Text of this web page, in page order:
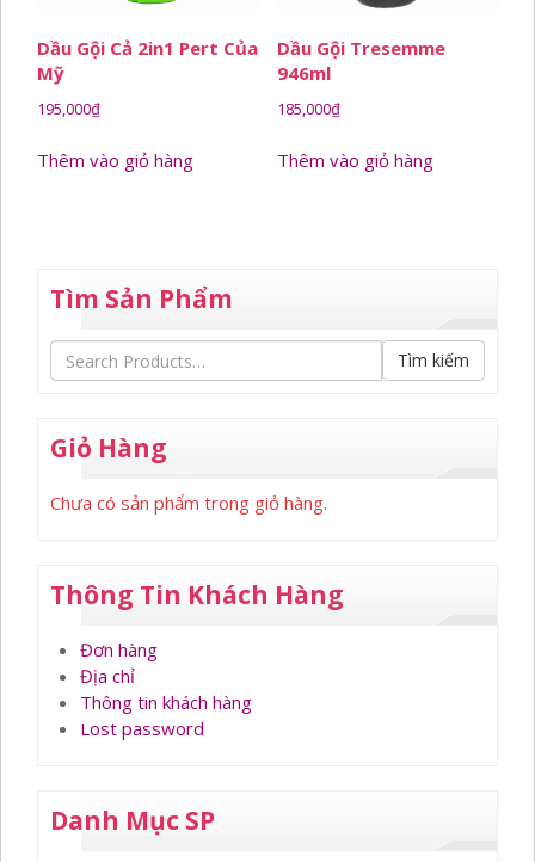
Dầu Gội Cả 2in1 Pert Của
Mỹ
195,000₫
Thêm vào giỏ hàng
Dầu Gội Tresemme
946ml
185,000₫
Thêm vào giỏ hàng
Tìm Sản Phẩm
Tìm kiếm
Giỏ Hàng
Chưa có sản phẩm trong giỏ hàng.
Thông Tin Khách Hàng
Đơn hàng
Địa chỉ
Thông tin khách hàng
Lost password
Danh Mục SP